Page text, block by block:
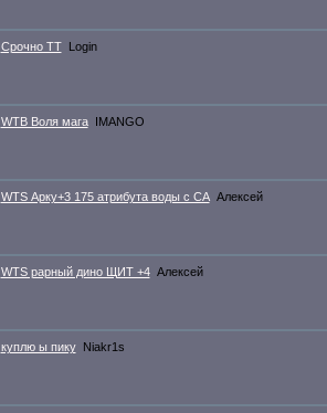
Срочно ТТ
Login
WTB Воля мага
IMANGO
WTS Арку+3 175 атрибута воды с СА Алексей
WTS рарный дино ЩИТ +4 Алексей
куплю ы пику
Niakr1s